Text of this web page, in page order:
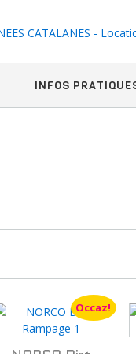
INFOS
Occaz!